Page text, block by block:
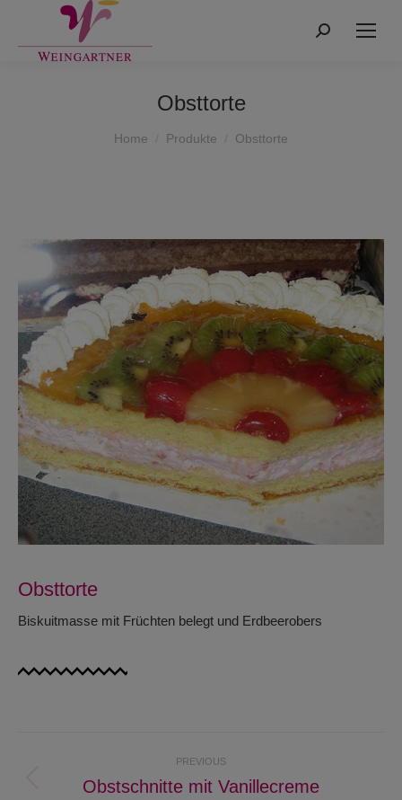
Search:
Obsttorte
Home Produkte Obsttorte
Obsttorte
Biskuitmasse mit Früchten belegt und Erdbeerobers
navigation
PREVIOUS
Previous
Obstschnitte mit Vanillecreme